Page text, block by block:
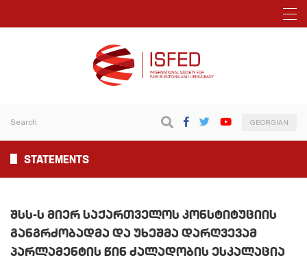
GEORGIAN
STATEMENTS
ᲨᲡᲡ-Ს ᲛᲘᲔᲠ ᲡᲐᲥᲐᲠᲗᲕᲔᲚᲝᲡ ᲙᲝᲜᲡᲢᲘᲢᲣᲪᲘᲘᲡ
ᲒᲐᲜᲒᲠᲫᲝᲑᲐᲓᲛᲐ ᲓᲐ ᲣᲮᲔᲨᲛᲐ ᲓᲐᲠᲦᲕᲔᲕᲐᲛ
ᲞᲐᲠᲚᲐᲛᲔᲜᲢᲘᲡ ᲬᲘᲜ ᲫᲐᲚᲐᲓᲝᲑᲘᲡ ᲔᲡᲙᲐᲚᲐᲪᲘᲐ